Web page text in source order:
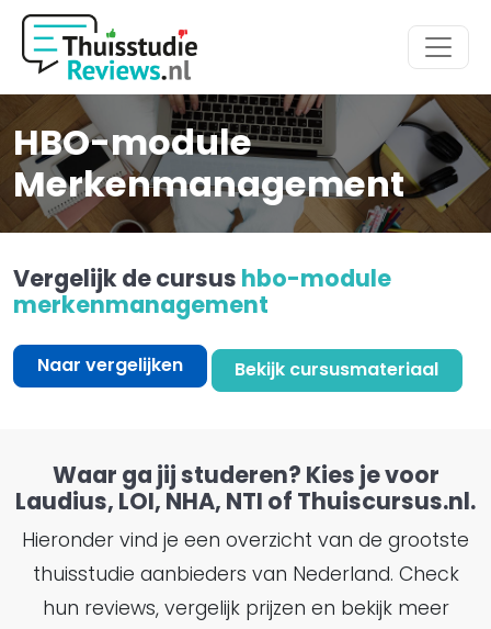
Hoofdmenu
HBO-module
Merkenmanagement
Vergelijk de cursus hbo-module
merkenmanagement
Naar vergelijken Bekijk cursusmateriaal
Waar ga jij studeren? Kies je voor
Laudius, LOI, NHA, NTI of Thuiscursus.nl.
Hieronder vind je een overzicht van de grootste
thuisstudie aanbieders van Nederland. Check
hun reviews, vergelijk prijzen en bekijk meer